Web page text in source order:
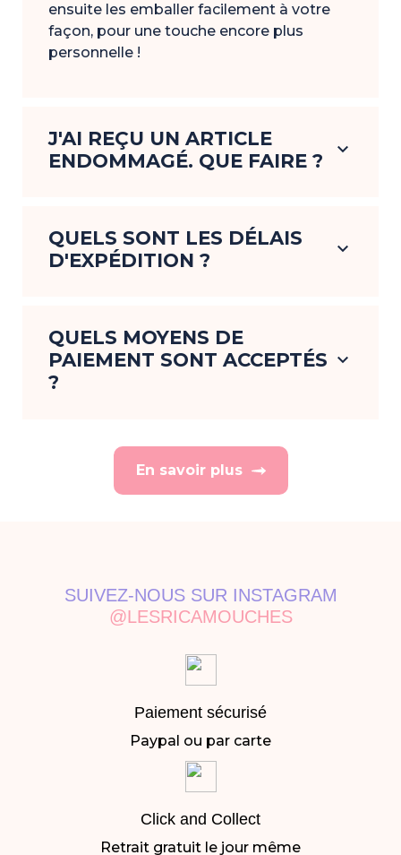
ensuite les emballer facilement à votre
façon, pour une touche encore plus
personnelle !
J'AI REÇU UN ARTICLE
ENDOMMAGÉ. QUE FAIRE ?
keyboard_arrow_down
QUELS SONT LES DÉLAIS
D'EXPÉDITION ?
keyboard_arrow_down
QUELS MOYENS DE
PAIEMENT SONT ACCEPTÉS
?
keyboard_arrow_down
En savoir plus
SUIVEZ-NOUS SUR INSTAGRAM
@LESRICAMOUCHES
Paiement sécurisé
Paypal ou par carte
Click and Collect
Retrait gratuit le jour même